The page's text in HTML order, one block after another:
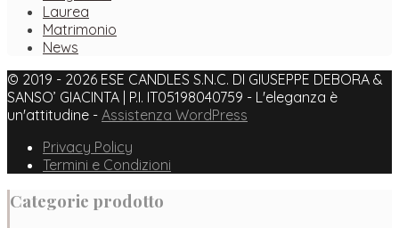
Laurea
Matrimonio
News
© 2019 - 2026 ESE CANDLES S.N.C. DI GIUSEPPE DEBORA &
SANSO’ GIACINTA | P.I. IT05198040759 - L'eleganza è
un'attitudine - Assistenza WordPress
Privacy Policy
Termini e Condizioni
Categorie prodotto